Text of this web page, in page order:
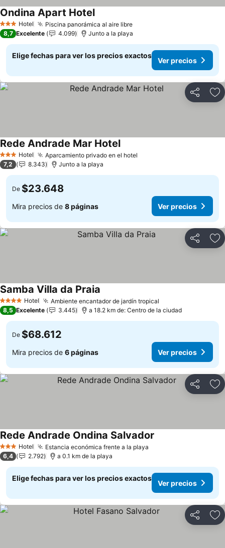
3 Estrellas
Hotel Piscina panorámica al aire libreVer precios
Ondina Apart HotelVer precios
8,7 Excelente 4.099 Junto a la playa
Elige fechas para ver los precios exactos
Ver precios
Compartir
3 Estrellas
Hotel Aparcamiento privado en el hotel
Rede Andrade Mar HotelVer precios
7,2 8.343 Junto a la playa
De $23.648
Mira precios de 8 páginas Ver precios
Compartir
4 EstrellasHotel Ambiente encantador de jardín tropical
Samba Villa da Praia
8,5 Excelente 3.445 a 18.2 km de: Centro de la ciudad
De $68.612
Mira precios de 6 páginas Ver precios
Compartir
3 Estrellas
Hotel Estancia económica frente a la playa
Rede Andrade Ondina Salvador
6,4 2.792 a 0.1 km de la playa
Elige fechas para ver los precios exactos
Ver precios
Compartir